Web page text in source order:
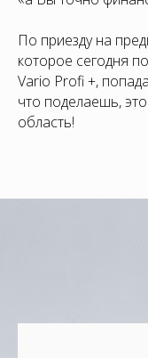
По приезду на
которое сегодня
Vario Profi +,
что поделаешь,
область!